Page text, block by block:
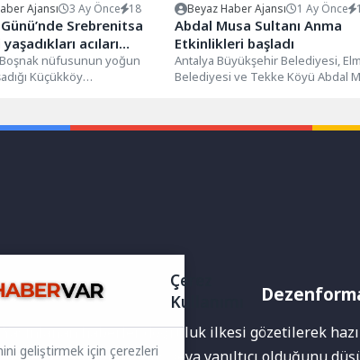
Ajansı 3 Ay Önce 18
Srebrenitsa
acıları
Boşnak nüfusunun yoğun
Küçükköy
Beyaz Haber Ajansı 1 Ay Önce
Abdal Musa Sultanı Anma
Etkinlikleri başladı
Antalya Büyükşehir Belediyesi,
Belediyesi ve Tekke Köyü Abdal
Yayınlanan haberler doğruluk ilkesi gözetilerek
Çerez
Kullanımı
geliştirmek için çerezleri